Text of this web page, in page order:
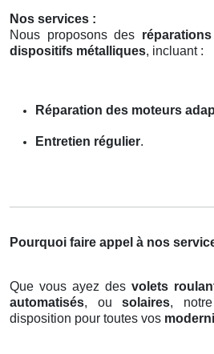
Nos services :
Nous proposons des
dispositifs métalliques, incluant :
Réparation des moteurs
Entretien régulier.
Pourquoi faire appel à nos
Que vous ayez des volets
automatisés, ousolaires,
disposition pour toutes vos